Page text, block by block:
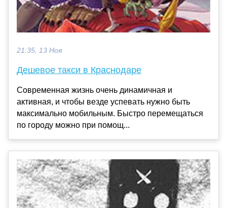
21:35, 13 Ноя
Дешевое такси в Краснодаре
Современная жизнь очень динамичная и
активная, и чтобы везде успевать нужно быть
максимально мобильным. Быстро перемещаться
по городу можно при помощ...